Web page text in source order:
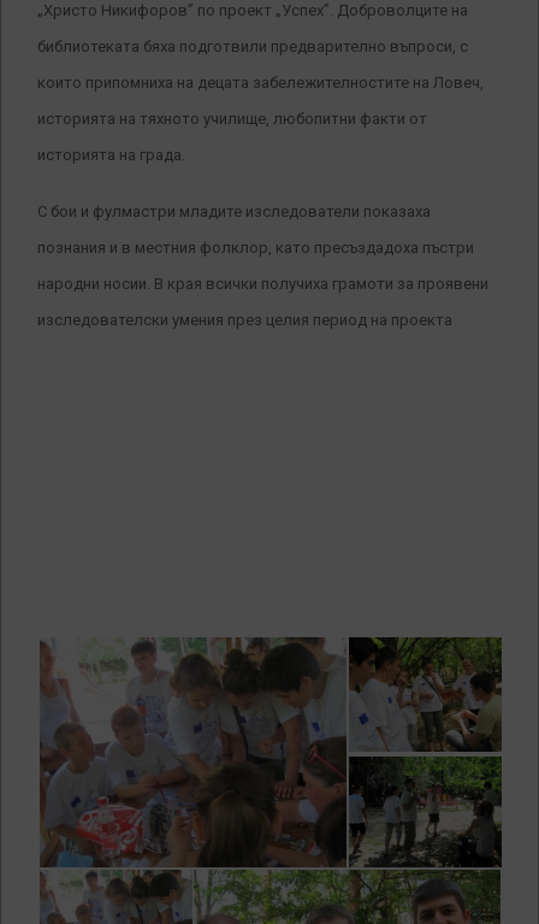
„Христо Никифоров” по проект „Успех”. Доброволците на
библиотеката бяха подготвили предварително въпроси, с
които припомниха на децата забележителностите на Ловеч,
историята на тяхното училище, любопитни факти от
историята на града.
С бои и фулмастри младите изследователи показаха
познания и в местния фолклор, като пресъздадоха пъстри
народни носии. В края всички получиха грамоти за проявени
изследователски умения през целия период на проекта